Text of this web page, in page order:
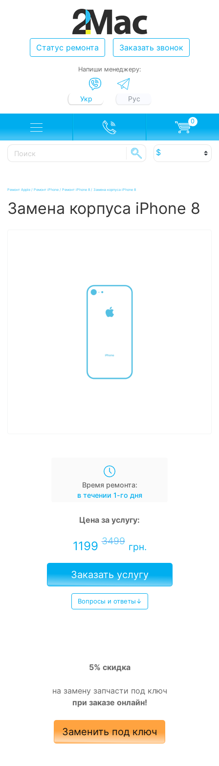
Статус ремонта Заказать звонок
Напиши менеджеру:
Укр Рус
0
Ремонт Apple / Ремонт iPhone / Ремонт iPhone 8 / Замена корпуса iPhone 8
Замена корпуса iPhone 8
Время ремонта:
в течении 1-го дня
Цена за услугу:
11993499 грн.
Заказать услугу
Вопросы и ответы↓
5% скидка
на замену запчасти под ключ
при заказе онлайн!
Заменить под ключ